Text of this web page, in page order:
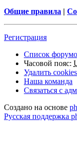
Общие правила |
Регистрация
Список
Часовой пояс:
Удалить
Наша команда
Связаться с
Создано на основе
Русская поддержка